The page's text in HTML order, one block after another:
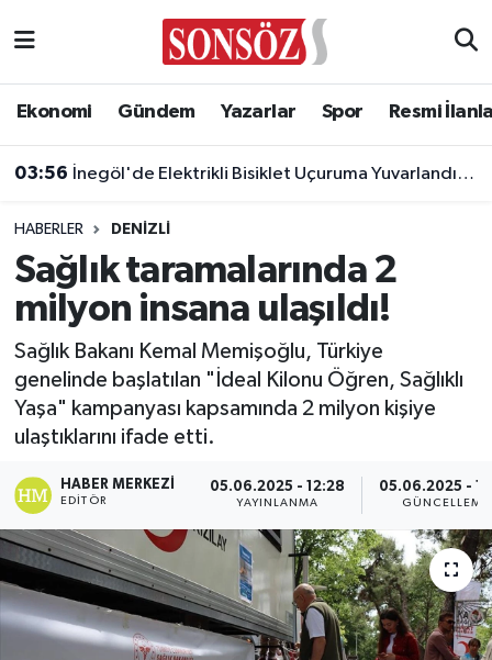
Ekonomi Gündem Yazarlar Spor Resmi
03:56 İnegöl'de Elektrikli Bisiklet Uçuruma Yuvarlandı: 3 Çocuk Yaralandı!
HABERLER DENIZLI
Sağlık taramalarında 2
milyon insana ulaşıldı!
Sağlık Bakanı Kemal Memişoğlu, Türkiye
genelinde başlatılan "İdeal Kilonu Öğren, Sağlıklı
Yaşa" kampanyası kapsamında 2 milyon kişiye
ulaştıklarını ifade etti.
HABER MERKEZI
EDITÖR
05.06.2025 - 12:28
YAYINLANMA
05.06.2025 -
GÜNCELLEME
Asayiş
Biyografi
Çevre
Diğer
Dünya
Eğitim
Ekonomi
Eleman
Emlak
Ankara Nöbetçi Eczaneler
Ankara Trafik Yoğunluk Haritası
Süper Lig Puan Durumu ve Fikstür
Tüm Manşetler
Son Dakika Haberleri
Haber Arşivi